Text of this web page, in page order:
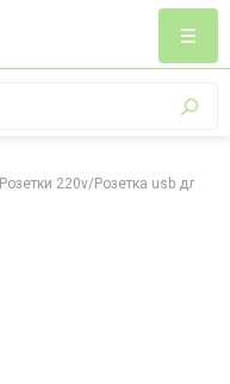
Розетки 220v/Розетка usb для